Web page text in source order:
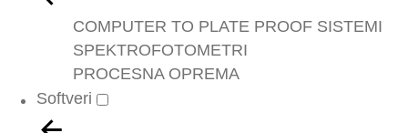
COMPUTER TO PLATE PROOF SISTEMI
SPEKTROFOTOMETRI
PROCESNA OPREMA
Softveri